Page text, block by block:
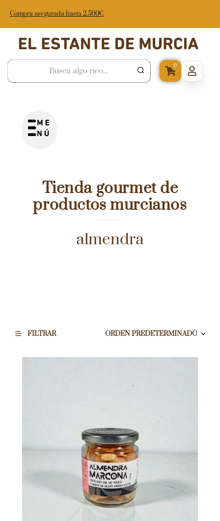
Compra asegurada hasta 2.500€
0
Tienda gourmet de
productos murcianos
almendra
FILTRAR